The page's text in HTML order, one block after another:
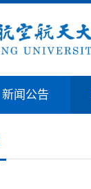
新闻公告